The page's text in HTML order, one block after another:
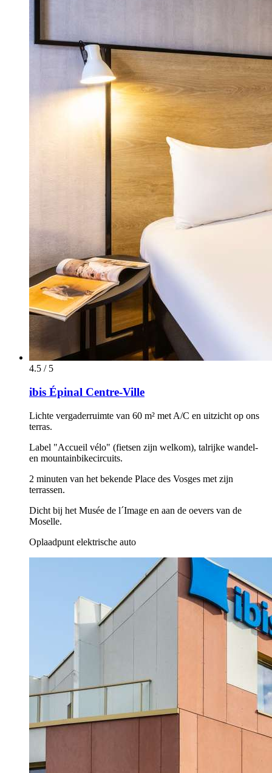
4.5 / 5
ibis Épinal Centre-Ville
Lichte vergaderruimte van 60 m² met A/C en uitzicht op ons
terras.
Label "Accueil vélo" (fietsen zijn welkom), talrijke wandel-
en mountainbikecircuits.
2 minuten van het bekende Place des Vosges met zijn
terrassen.
Dicht bij het Musée de l´Image en aan de oevers van de
Moselle.
Oplaadpunt elektrische auto